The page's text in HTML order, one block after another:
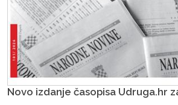
Novo izdanje časopisa Udruga.hr